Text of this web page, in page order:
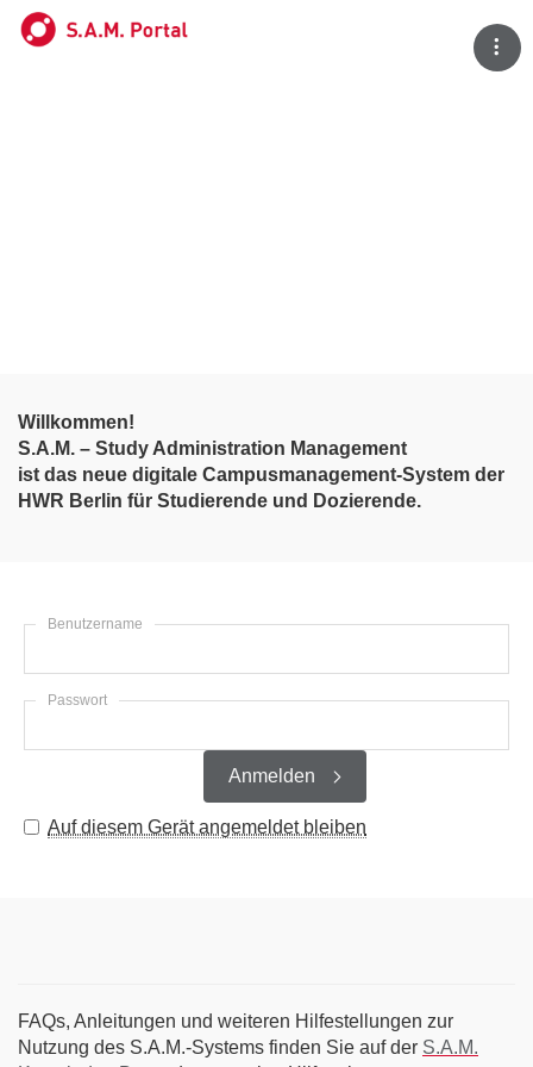
Willkommen!
S.A.M. – Study Administration Management
ist das neue digitale Campusmanagement-System der
HWR Berlin für Studierende und Dozierende.
Benutzername
Passwort
Anmelden
Auf diesem Gerät angemeldet bleiben
FAQs, Anleitungen und weiteren Hilfestellungen zur
Nutzung des S.A.M.-Systems finden Sie auf der S.A.M.